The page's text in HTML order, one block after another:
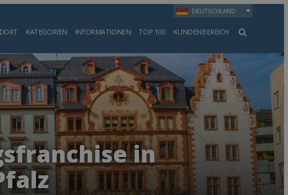
DEUTSCHLAND
KATEGORIEN INFORMATIONEN TOP 100 KUNDENBEREICH
Suchen
in